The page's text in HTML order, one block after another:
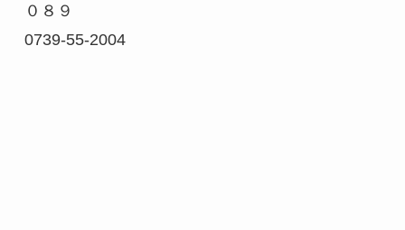
０８９
0739-55-2004